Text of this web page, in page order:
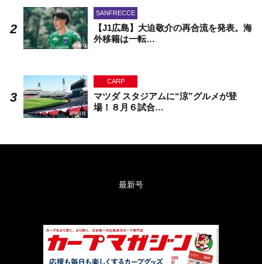
SANFRECCE
【J1広島】大迫敬介の再合流を発表。海
外移籍は一転…
CARP
マツダ スタジアムに“涼”グルメが登
場！８月６試合…
最新号